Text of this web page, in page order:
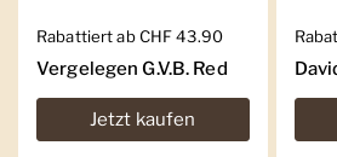
Regulärer Preis
Rabattiert ab CHF 43.90
Vergelegen G.V.B. Red
Jetzt kaufen